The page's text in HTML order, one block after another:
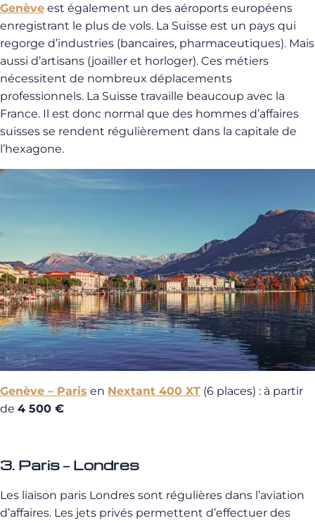
Genève est également un des aéroports européens
enregistrant le plus de vols. La Suisse est un pays qui
regorge d’industries (bancaires, pharmaceutiques). Mais
aussi d’artisans (joailler et horloger). Ces métiers
nécessitent de nombreux déplacements
professionnels. La Suisse travaille beaucoup avec la
France. Il est donc normal que des hommes d’affaires
suisses se rendent régulièrement dans la capitale de
l’hexagone.
Genève – Paris en Nextant 400 XT (6 places) : à partir
de 4 500 €
3. Paris – Londres
Les liaison paris Londres sont régulières dans l’aviation
d’affaires. Les jets privés permettent d’effectuer des